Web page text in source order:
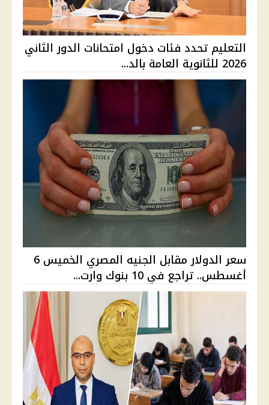
التعليم تحدد فئات دخول امتحانات الدور الثاني
2026 للثانوية العامة بالد...
سعر الدولار مقابل الجنيه المصري الخميس 6
أغسطس.. تراجع في 10 بنوك وارت...